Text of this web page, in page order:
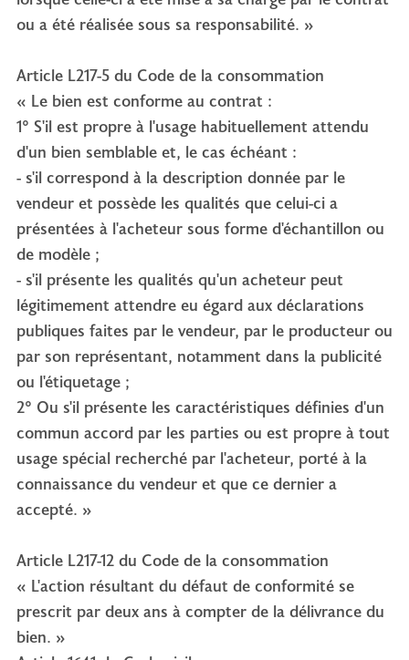
ou a été réalisée sous sa responsabilité. »
Article L217-5 du Code de la consommation
« Le bien est conforme au contrat :
1° S'il est propre à l'usage habituellement attendu
d'un bien semblable et, le cas échéant :
- s'il correspond à la description donnée par le
vendeur et possède les qualités que celui-ci a
présentées à l'acheteur sous forme d'échantillon ou
de modèle ;
- s'il présente les qualités qu'un acheteur peut
légitimement attendre eu égard aux déclarations
publiques faites par le vendeur, par le producteur ou
par son représentant, notamment dans la publicité
ou l'étiquetage ;
2° Ou s'il présente les caractéristiques définies d'un
commun accord par les parties ou est propre à tout
usage spécial recherché par l'acheteur, porté à la
connaissance du vendeur et que ce dernier a
accepté. »
Article L217-12 du Code de la consommation
« L'action résultant du défaut de conformité se
prescrit par deux ans à compter de la délivrance du
bien. »